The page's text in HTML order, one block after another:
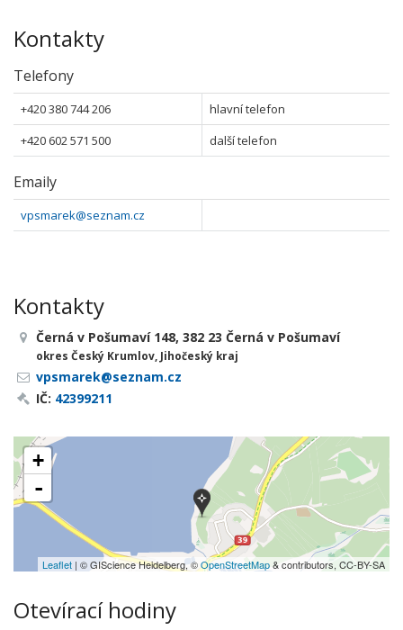
Kontakty
Telefony
+420 380 744 206
hlavní telefon
+420 602 571 500
další telefon
Emaily
vpsmarek@seznam.cz
Kontakty
Černá v Pošumaví 148, 382 23 Černá v Pošumaví
okres Český Krumlov, Jihočeský kraj
vpsmarek@seznam.cz
IČ: 42399211
+
-
Leaflet | © GIScience Heidelberg, ©OpenStreetMap& contributors, CC-BY-SA
Otevírací hodiny